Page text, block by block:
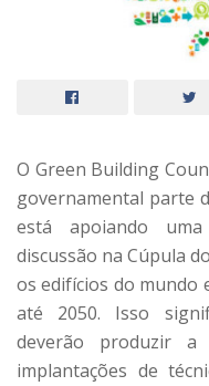
O Green Building
governamental parte
está apoiando
discussão na Cúpula
os edifícios do mundo
até 2050. Isso
deverão produzir a
implantações de